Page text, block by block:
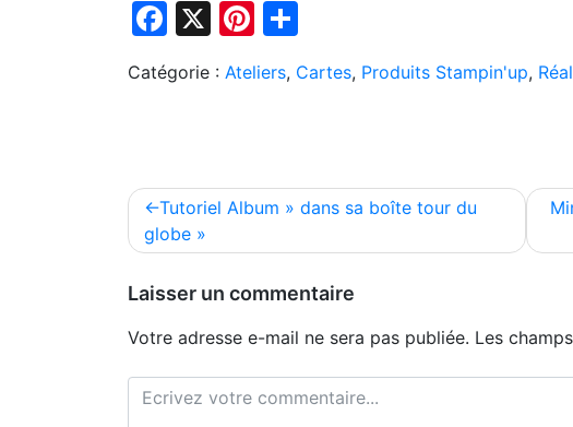
de Facebook
X Pinterest
Catégorie : Ateliers, Cartes, Produits Stampin'up,
Navigation
de
Tutoriel Album » dans sa boîte tour du
globe »
Laisser un commentaire
Votre adresse e-mail ne sera pas publiée. Les